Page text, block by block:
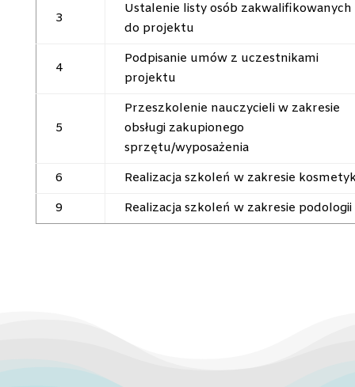
3
Ustalenie listy osób zakwalifikowanych
do projektu
4
Podpisanie umów z uczestnikami
projektu
5
Przeszkolenie nauczycieli w zakresie
obsługi zakupionego
sprzętu/wyposażenia
6
Realizacja szkoleń w zakresie
9
Realizacja szkoleń w zakresie podologii